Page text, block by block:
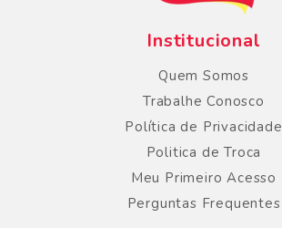
Institucional
Quem Somos
Trabalhe Conosco
Política de Privacidade
Politica de Troca
Meu Primeiro Acesso
Perguntas Frequentes